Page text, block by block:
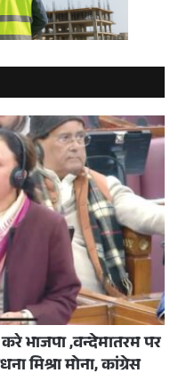
भाजपा ,वन्देमातरम पर
मिश्रा मोना, कांग्रेस